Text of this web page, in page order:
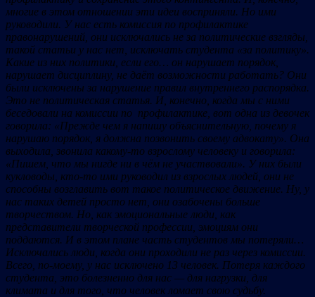
многие в этом отношении эти идеи восприняли. Но ими
руководили. У нас есть комиссия по профилактике
правонарушений, они исключались не за политические взгляды,
такой статьи у нас нет, исключать студента «за политику».
Какие из них политики, если его… он нарушает порядок,
нарушает дисциплину, не даёт возможности работать? Они
были исключены за нарушение правил внутреннего распорядка.
Это не политическая статья. И, конечно, когда мы с ними
беседовали на комиссии по профилактике, вот одна из девочек
говорила: «Прежде чем я напишу объяснительную, почему я
нарушаю порядок, я должна позвонить своему адвокату». Она
выходила, звонила какому-то взрослому человеку и говорила:
«Пишем, что мы нигде ни в чём не участвовали». У них были
кукловоды, кто-то ими руководил из взрослых людей, они не
способны возглавить вот такое политическое движение. Ну, у
нас таких детей просто нет, они озабочены больше
творчеством. Но, как эмоциональные люди, как
представители творческой профессии, эмоциям они
поддаются. И в этом плане часть студентов мы потеряли…
Исключались люди, когда они проходили не раз через комиссии.
Всего, по-моему, у нас исключено 13 человек. Потеря каждого
студента, это болезненно для нас — для нагрузки, для
климата и для того, что человек ломает свою судьбу.